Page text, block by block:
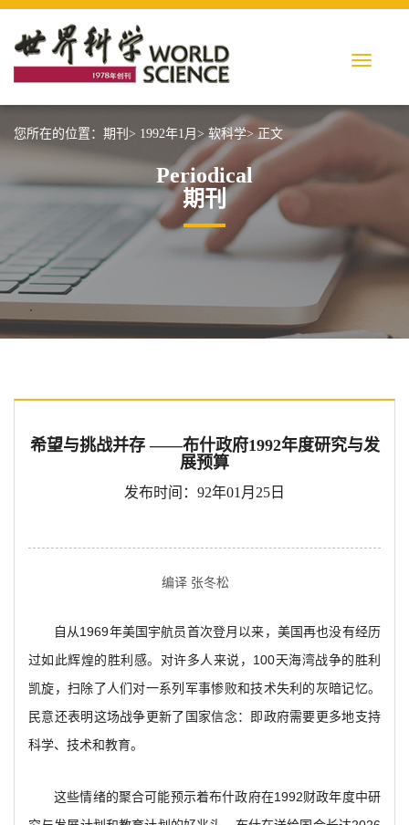
您所在的位置： 期刊> 1992年1月> 软科学> 正文
Periodical
期刊
希望与挑战并存 ——布什政府1992年度研究与发
展预算
发布时间：92年01月25日
编译 张冬松
自从1969年美国宇航员首次登月以来，美国再也没有经历
过如此辉煌的胜利感。对许多人来说，100天海湾战争的胜利
凯旋，扫除了人们对一系列军事惨败和技术失利的灰暗记忆。
民意还表明这场战争更新了国家信念：即政府需要更多地支持
科学、技术和教育。
这些情绪的聚合可能预示着布什政府在1992财政年度中研